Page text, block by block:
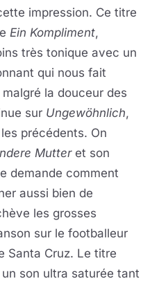
impression. Ce titre
Ein Kompliment,
très tonique avec un
qui nous fait
la douceur des
sur Ungewöhnlich,
précédents. On
Mutteret son
demande comment
aussi bien de
les grosses
sur le footballeur
Santa Cruz. Le titre
son ultra saturée tant